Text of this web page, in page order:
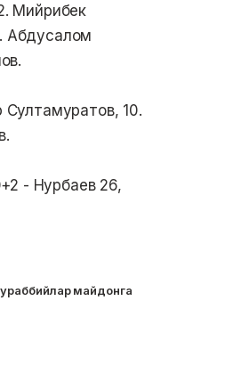
Мийрибек
Абдусалом
10.
- Нурбаев 26,
майдонга